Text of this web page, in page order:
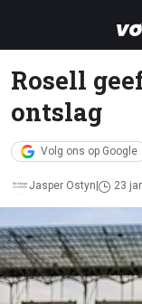
Rosell
ontslag
Volg ons op Google
Jasper Ostyn 23